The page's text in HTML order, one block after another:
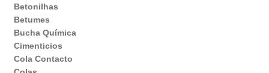
Betonilhas
Betumes
Bucha Química
Cimenticios
Cola Contacto